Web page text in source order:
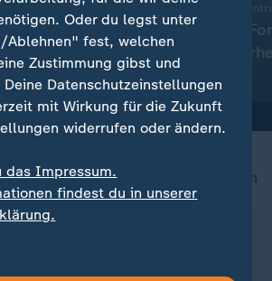
:
Wahl von
nicht
Neues
Dobrindt will
mit Video2:28
nach oben
Oder du legst unter
Ablehnen" fest, welchen
Zustimmung gibst und
Datenschutzeinstellungen
mit Wirkung für die Zukunft
widerrufen oder ändern.
das Impressum.
findest du in unserer